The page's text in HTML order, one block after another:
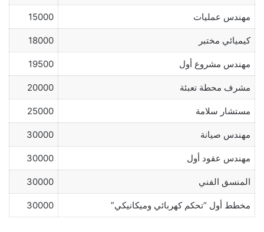
مهندس عمليات 15000
كيميائي مختبر 18000
مهندس مشروع أول 19500
مشرف محطة تعبئة 20000
مستشار سلامة 25000
مهندس صيانة 30000
مهندس عقود أول 30000
المنسق الفني 30000
مخطط أول “تحكم كهربائي وميكانيكي” 30000